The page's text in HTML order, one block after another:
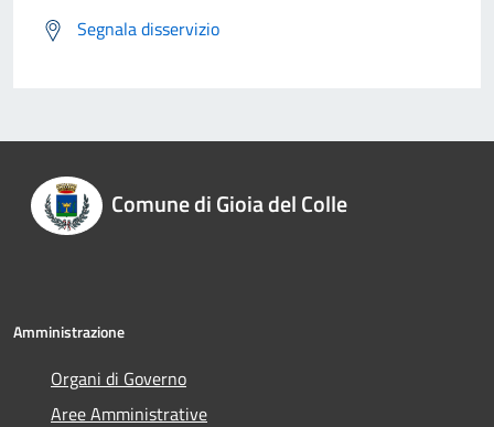
Segnala disservizio
Comune di Gioia del Colle
Amministrazione
Organi di Governo
Aree Amministrative